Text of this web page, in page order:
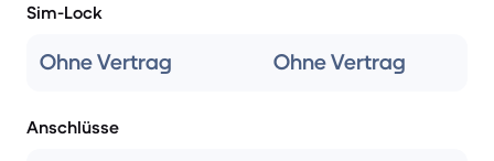
Sim-Lock
Ohne Vertrag Ohne Vertrag
Anschlüsse